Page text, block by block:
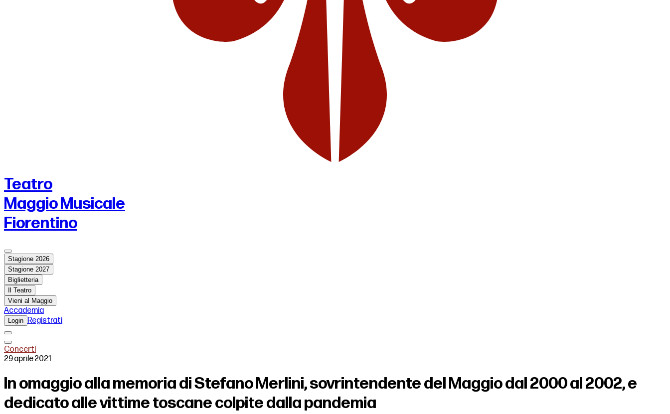
Teatro
Maggio Musicale
Fiorentino
Stagione 2026
Stagione 2027
Biglietteria
Il Teatro
Vieni al Maggio
Accademia
Login Registrati
Concerti
29 aprile 2021
In omaggio alla memoria di Stefano Merlini, sovrintendente del Maggio dal 2000 al 2002, e
dedicato alle vittime toscane colpite dalla pandemia